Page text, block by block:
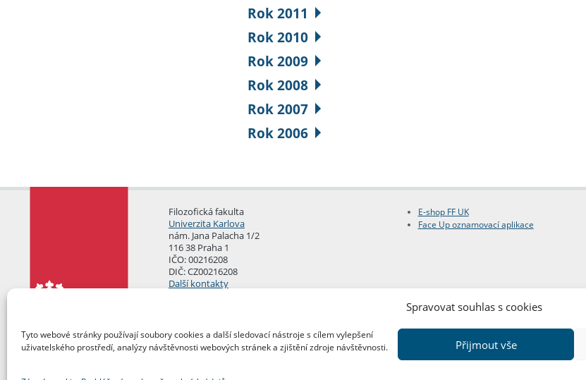
Spravovat souhlas s cookies
Tyto webové stránky používají soubory cookies a další sledovací nástroje s cílem vylepšení
uživatelského prostředí, analýzy návštěvnosti webových stránek a zjištění zdroje návštěvnosti.
Přijmout vše
Rok 2011
Rok 2010
Rok 2009
Rok 2008
Rok 2007
Rok 2006
Filozofická fakulta
Univerzita Karlova
nám. Jana Palacha 1/2
116 38 Praha 1
IČO: 00216208
DIČ: CZ00216208
Další kontakty
E-shop FF UK
Face Up oznamovací aplikace